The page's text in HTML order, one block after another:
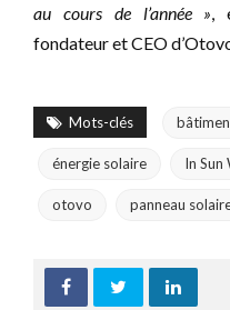
au cours de l’année »,
fondateur et CEO
Mots-clés
énergie solaire In Sun
otovo panneau